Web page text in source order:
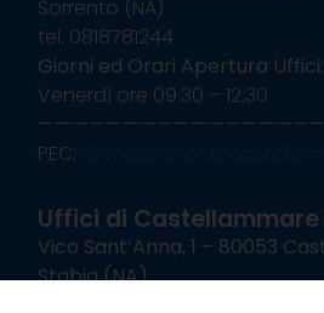
Sorrento (NA)
tel. 0818781244
Giorni ed Orari Apertura Uffici:
Venerdì ore 09:30 – 12:30
PEC:
Uffici di
Vico Sant’Anna, 1 – 80053
Stabia (NA)